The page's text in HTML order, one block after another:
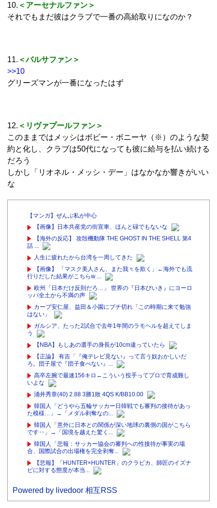
10. ＜アーセナルファン＞
それでもまだ彼はクラブで一番の高給取りになのか？
11. ＜バルサファン＞
>>10
グリーズマンが一番になったはず
12. ＜リヴァプールファン＞
このままではメッシはボビー・ボニーヤ（※）のような契
約と化し、クラブは50代になっても彼に給与を払い続ける
だろう
しかし「リオネル・メッシ・デー」はなかなか響きがいい
な
【マンガ】ぜんぶ私が中心
【画像】日本共産党の街宣車、ほんと碌でもないな
【海外の反応】 攻殻機動隊 THE GHOST IN THE SHELL 第4
話 ...
人生に疲れたから台湾を一周してきた
【画像】 「マスク美人さん、また我々を欺く」←海外でも流
行りだした結果がこちらw ...
欧州「日本だけ反則だろ…」 世界の『日本びいき』にヨーロ
ッパ全土から不満の声
カープ安仁屋、益田＆小園にブチ切れ「この時期に来て勉強
はない」
ガルシア、たった2試合で去年1年間のラモヘルを超えてしま
う
【NBA】もしあの選手の身長が10cm違っていたら
【正論】 有吉「『俺テレビ見ない』って言う奴おかしいだ
ろ。団子屋で『団子食べない』...
高卒左腕で最速156キロ←こういう投手ってプロで育成難し
いよな
涌井秀章(40) 2.88 3勝1敗 4QS K/BB10.00
韓国人「どうやら五輪サッカー日韓戦でも審判の接待があっ
た模様…」→「メダル剥奪なの...
韓国人「意外に日本との関係が深い地球の裏側の国がこちら
です‥」→「国境を越えた驚く...
韓国人「悲報：サッカー協会の審判への性接待が事実の場
合、国際試合の出場権を完全剥奪...
【悲報】「HUNTER×HUNTER」のクラピカ、師匠のイズナ
ビに対する態度が本当...
Powered by livedoor 相互RSS